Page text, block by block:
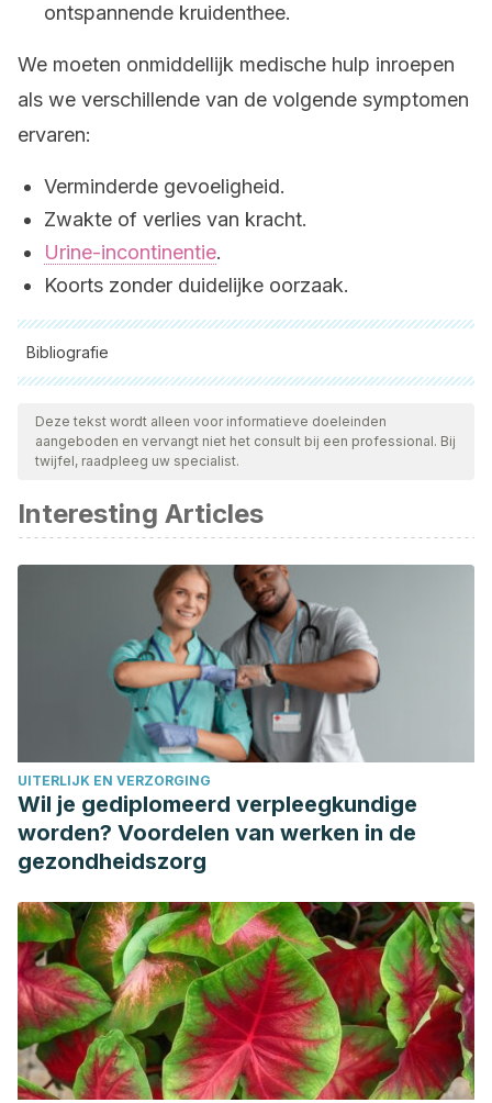
ontspannende kruidenthee.
We moeten onmiddellijk medische hulp inroepen
als we verschillende van de volgende symptomen
ervaren:
Verminderde gevoeligheid.
Zwakte of verlies van kracht.
Urine-incontinentie.
Koorts zonder duidelijke oorzaak.
Bibliografie
Alle aangehaalde bronnen zijn grondig gecontroleerd door
ons team om hun kwaliteit, betrouwbaarheid, actualiteit en
geldigheid te waarborgen. De bibliografie van dit artikel werd
Ansari, R., Dadbakhsh, A., Hasani, F., Hosseinzadeh, F.,
Abolhassanzadeh, Z., Zarshenas, M. (2021) Traditional
Aspects of Sciatic Pain Management and Allied Therapies
from Persian Medical Reports.Current Drug Discovery
Technologies, 18(2), 194-206.
https://pubmed.ncbi.nlm.nih.gov/32178615/
Botargues, M., Enz, P., Muso, G. (2019) Tratamiento con
Evidencia, Actualizacion en la Práctica
Ambulatoria, 14(1).
https://evidencia.org/index.php/Evidencia/article/view/6071
Chemeisani, A., Hamade, A., AlRaouf, A., Tarhini, H., Hamze,
N., Msheik, A. (2023) The Benefit of Early Epidural
Lower Back Pain: A Four-Year Case Series in Lebanon.
Cureus, 15(2), 34847.
https://www.ncbi.nlm.nih.gov/pmc/articles/PMC10009298/
Davis, D., Maini, K., Taqi, M., Vasudevan, A. (2024).Sciatica.
StatPearls.
https://www.ncbi.nlm.nih.gov/books/NBK507908/
Giménez, C. M., Fermisson, P., Díaz, C. J., Carbonell, S. R.,
Deze tekst wordt alleen voor informatieve doeleinden
aangeboden en vervangt niet het consult bij een professional. Bij
twijfel, raadpleeg uw specialist.
Interesting Articles
UITERLIJK EN VERZORGING
Wil je gediplomeerd verpleegkundige
worden? Voordelen van werken in de
gezondheidszorg